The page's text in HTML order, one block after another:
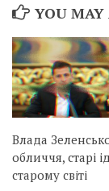
YOU MAY
Влада
обличчя, старі
старому світі